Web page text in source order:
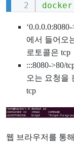
docker
에서 들어오
로토콜은 tcp
:::8080->80/
오는 요청을
tcp
웹 브라우저를 통